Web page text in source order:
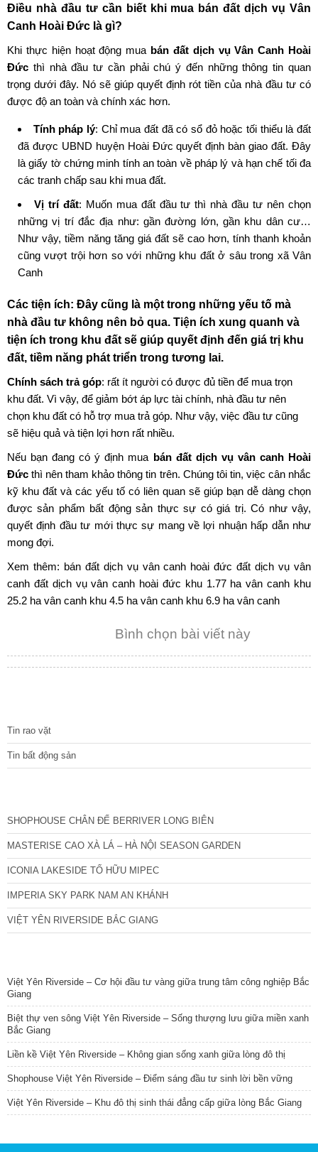
Điều nhà đầu tư cần biết khi mua bán đất dịch vụ Vân
Canh Hoài Đức là gì?
Khi thực hiện hoạt động mua bán đất dịch vụ Vân Canh Hoài
Đức thì nhà đầu tư cần phải chú ý đến những thông tin quan
trọng dưới đây. Nó sẽ giúp quyết định rót tiền của nhà đầu tư có
được độ an toàn và chính xác hơn.
Tính pháp lý: Chỉ mua đất đã có sổ đỏ hoặc tối thiểu là đất
đã được UBND huyện Hoài Đức quyết định bàn giao đất. Đây
là giấy tờ chứng minh tính an toàn về pháp lý và hạn chế tối đa
các tranh chấp sau khi mua đất.
Vị trí đất: Muốn mua đất đầu tư thì nhà đầu tư nên chọn
những vị trí đắc địa như: gần đường lớn, gần khu dân cư…
Như vậy, tiềm năng tăng giá đất sẽ cao hơn, tính thanh khoản
cũng vượt trội hơn so với những khu đất ở sâu trong xã Vân
Canh
Các tiện ích: Đây cũng là một trong những yếu tố mà
nhà đầu tư không nên bỏ qua. Tiện ích xung quanh và
tiện ích trong khu đất sẽ giúp quyết định đến giá trị khu
đất, tiềm năng phát triển trong tương lai.
Chính sách trả góp: rất ít người có được đủ tiền để mua trọn
khu đất. Vì vậy, để giảm bớt áp lực tài chính, nhà đầu tư nên
chọn khu đất có hỗ trợ mua trả góp. Như vậy, việc đầu tư cũng
sẽ hiệu quả và tiện lợi hơn rất nhiều.
Nếu bạn đang có ý định mua bán đất dịch vụ vân canh Hoài
Đức thì nên tham khảo thông tin trên. Chúng tôi tin, việc cân nhắc
kỹ khu đất và các yếu tố có liên quan sẽ giúp bạn dễ dàng chọn
được sản phẩm bất động sản thực sự có giá trị. Có như vậy,
quyết định đầu tư mới thực sự mang về lợi nhuận hấp dẫn như
mong đợi.
Xem thêm: bán đất dịch vụ vân canh hoài đức đất dịch vụ vân
canh đất dịch vụ vân canh hoài đức khu 1.77 ha vân canh khu
25.2 ha vân canh khu 4.5 ha vân canh khu 6.9 ha vân canh
Bình chọn bài viết này
Tin rao vặt
Tin bất động sản
SHOPHOUSE CHÂN ĐẾ BERRIVER LONG BIÊN
MASTERISE CAO XÀ LÁ – HÀ NỘI SEASON GARDEN
ICONIA LAKESIDE TỐ HỮU MIPEC
IMPERIA SKY PARK NAM AN KHÁNH
VIỆT YÊN RIVERSIDE BẮC GIANG
Việt Yên Riverside – Cơ hội đầu tư vàng giữa trung tâm công nghiệp Bắc
Giang
Biệt thự ven sông Việt Yên Riverside – Sống thượng lưu giữa miền xanh
Bắc Giang
Liền kề Việt Yên Riverside – Không gian sống xanh giữa lòng đô thị
Shophouse Việt Yên Riverside – Điểm sáng đầu tư sinh lời bền vững
Việt Yên Riverside – Khu đô thị sinh thái đẳng cấp giữa lòng Bắc Giang